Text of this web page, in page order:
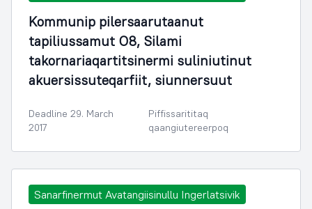
Kommunip pilersaarutaanut
tapiliussamut O8, Silami
takornariaqartitsinermi suliniutinut
akuersissuteqarfiit, siunnersuut
Deadline 29. March
2017
Piffissarititaq
qaangiutereerpoq
Sanarfinermut Avatangiisinullu Ingerlatsivik